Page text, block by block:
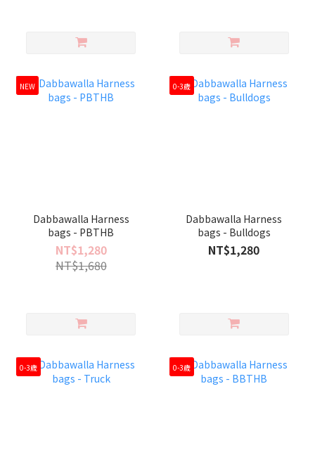
NEW
Dabbawalla Harness
bags - PBTHB
NT$1,280
NT$1,680
0-3歲
Dabbawalla Harness
bags - Bulldogs
NT$1,280
0-3歲 0-3歲